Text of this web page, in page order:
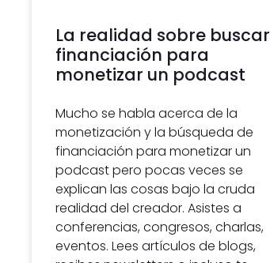
La realidad sobre buscar
financiación para
monetizar un podcast
Mucho se habla acerca de la
monetización y la búsqueda de
financiación para monetizar un
podcast pero pocas veces se
explican las cosas bajo la cruda
realidad del creador. Asistes a
conferencias, congresos, charlas,
eventos. Lees artículos de blogs,